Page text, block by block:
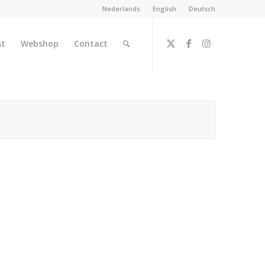
Nederlands English Deutsch
Webshop Contact